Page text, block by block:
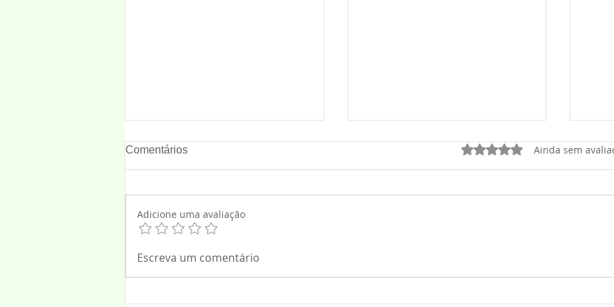
Comentários Avaliado com 0 de 5
Ainda sem
Adicione uma avaliação
Escreva um comentário